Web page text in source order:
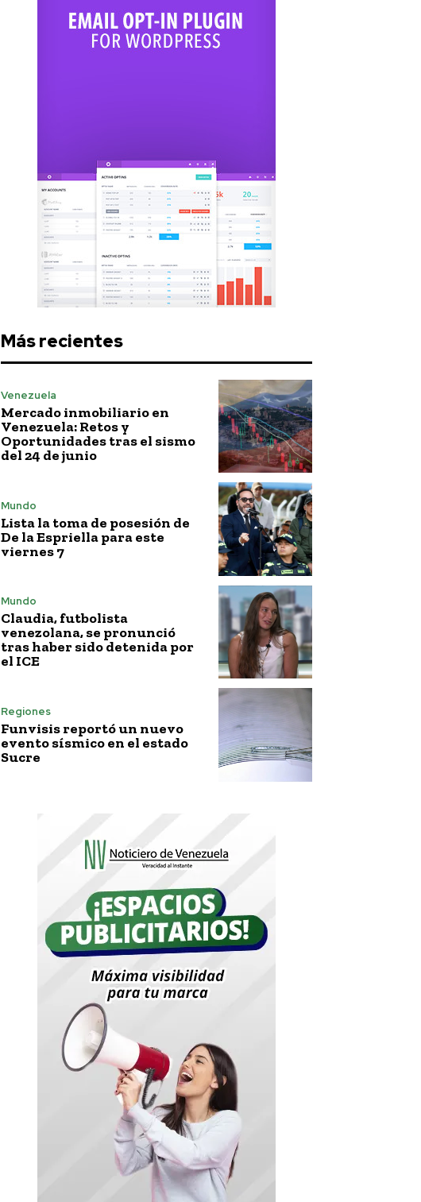
Más recientes
Venezuela
Mercado inmobiliario en
Venezuela: Retos y
Oportunidades tras el sismo
del 24 de junio
Mundo
Lista la toma de posesión de
De la Espriella para este
viernes 7
Mundo
Claudia, futbolista
venezolana, se pronunció
tras haber sido detenida por
el ICE
Regiones
Funvisis reportó un nuevo
evento sísmico en el estado
Sucre